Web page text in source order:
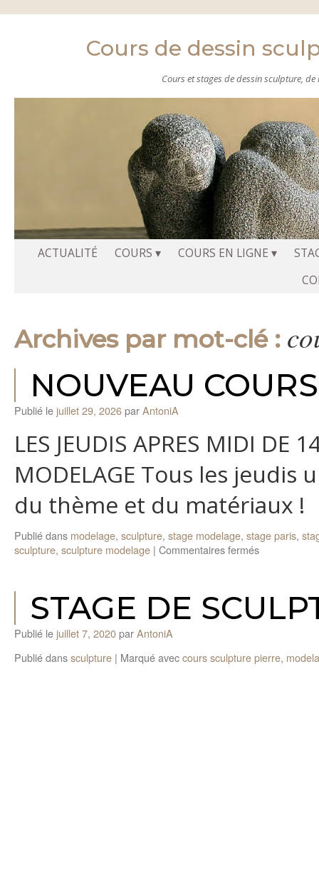
Cours de dessin
Cours et stages de dessin sculpture,
AllerACTUALITÉ COURS COURS EN LIGNE
Archives par mot-clé :
NOUVEAU
Publié le juillet 29, 2026parAntoniA
LES JEUDIS APRES MIDI DE
MODELAGE Tous les
du thème et du matériaux !
Publié dans modelage, sculpture, stage modelage, stage paris,
sculpture, sculpture modelage | Commentaires ferméssur
STAGE DE
Publié le juillet 7, 2020parAntoniA
Publié danssculpture | Marqué aveccours sculpture pierre,